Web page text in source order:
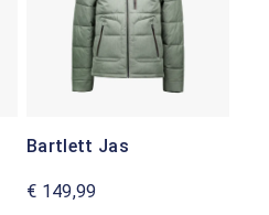
Bartlett Jas
€ 149,99